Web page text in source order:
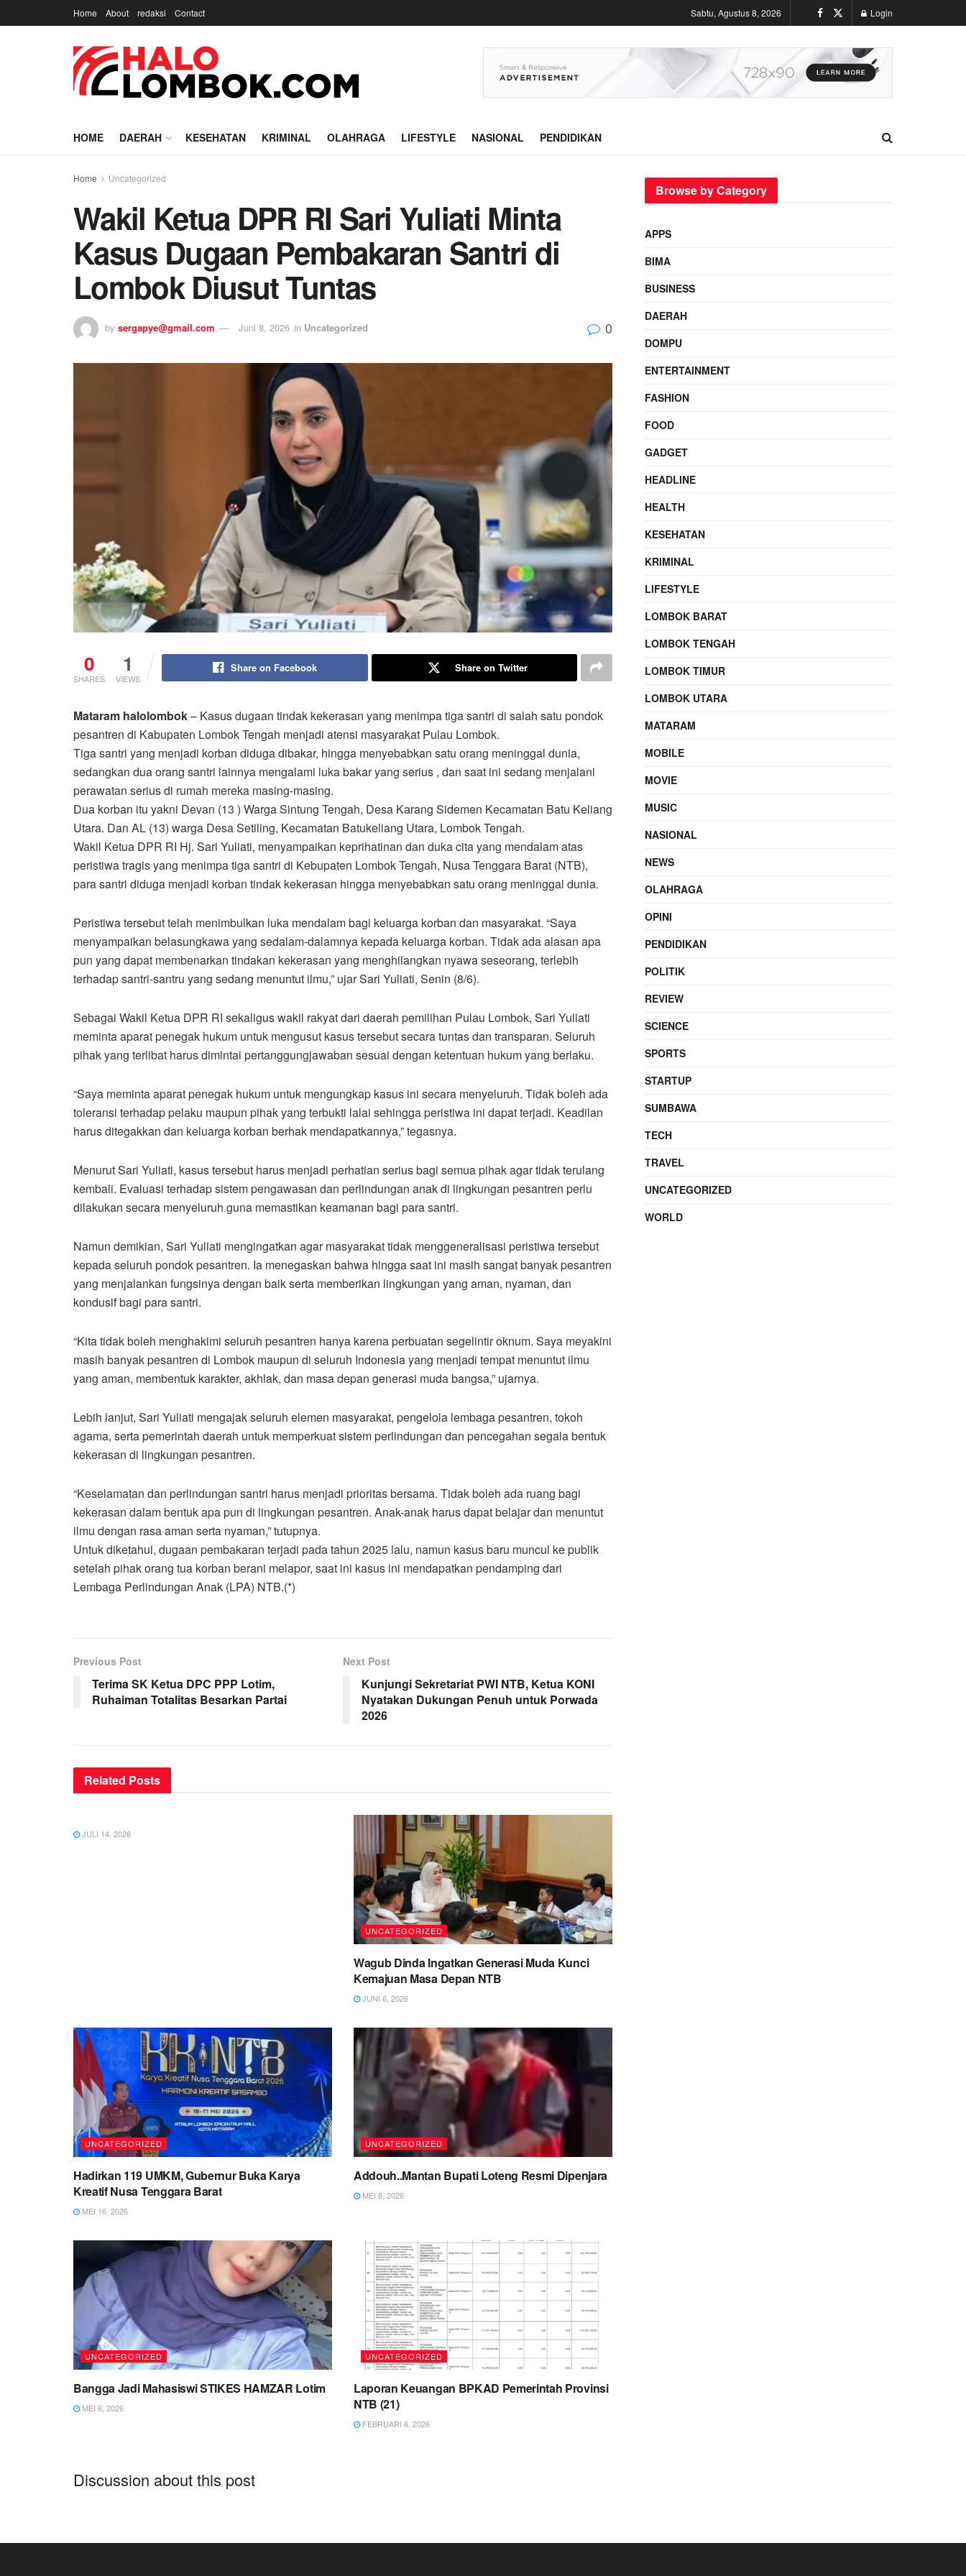
Home About redaksi Contact Sabtu, Agustus 8, 2026 Login
HOME DAERAH KESEHATAN KRIMINAL OLAHRAGA LIFESTYLE NASIONAL PENDIDIKAN
Home Uncategorized
Wakil Ketua DPR RI Sari Yuliati Minta
Kasus Dugaan Pembakaran Santri di
Lombok Diusut Tuntas
by sergapye@gmail.com Juni 8, 2026 in Uncategorized 0
0
SHARES
1
VIEWS
Share on Facebook Share on Twitter
Mataram halolombok– Kasus dugaan tindak kekerasan yang menimpa tiga santri di salah satu pondok
pesantren di Kabupaten Lombok Tengah menjadi atensi masyarakat Pulau Lombok.
Tiga santri yang menjadi korban diduga dibakar, hingga menyebabkan satu orang meninggal dunia,
sedangkan dua orang santri lainnya mengalami luka bakar yang serius , dan saat ini sedang menjalani
perawatan serius di rumah mereka masing-masing.
Dua korban itu yakni Devan (13 ) Warga Sintung Tengah, Desa Karang Sidemen Kecamatan Batu Keliang
Utara. Dan AL (13) warga Desa Setiling, Kecamatan Batukeliang Utara, Lombok Tengah.
Wakil Ketua DPR RI Hj. Sari Yuliati, menyampaikan keprihatinan dan duka cita yang mendalam atas
peristiwa tragis yang menimpa tiga santri di Kebupaten Lombok Tengah, Nusa Tenggara Barat (NTB),
para santri diduga menjadi korban tindak kekerasan hingga menyebabkan satu orang meninggal dunia.
Peristiwa tersebut telah menimbulkan luka mendalam bagi keluarga korban dan masyarakat. “Saya
menyampaikan belasungkawa yang sedalam-dalamnya kepada keluarga korban. Tidak ada alasan apa
pun yang dapat membenarkan tindakan kekerasan yang menghilangkan nyawa seseorang, terlebih
terhadap santri-santru yang sedang menuntut ilmu,” ujar Sari Yuliati, Senin (8/6).
Sebagai Wakil Ketua DPR RI sekaligus wakil rakyat dari daerah pemilihan Pulau Lombok, Sari Yuliati
meminta aparat penegak hukum untuk mengusut kasus tersebut secara tuntas dan transparan. Seluruh
pihak yang terlibat harus dimintai pertanggungjawaban sesuai dengan ketentuan hukum yang berlaku.
“Saya meminta aparat penegak hukum untuk mengungkap kasus ini secara menyeluruh. Tidak boleh ada
toleransi terhadap pelaku maupun pihak yang terbukti lalai sehingga peristiwa ini dapat terjadi. Keadilan
harus ditegakkan dan keluarga korban berhak mendapatkannya,” tegasnya.
Menurut Sari Yuliati, kasus tersebut harus menjadi perhatian serius bagi semua pihak agar tidak terulang
kembali. Evaluasi terhadap sistem pengawasan dan perlindungan anak di lingkungan pesantren perlu
dilakukan secara menyeluruh guna memastikan keamanan bagi para santri.
Namun demikian, Sari Yuliati mengingatkan agar masyarakat tidak menggeneralisasi peristiwa tersebut
kepada seluruh pondok pesantren. Ia menegaskan bahwa hingga saat ini masih sangat banyak pesantren
yang menjalankan fungsinya dengan baik serta memberikan lingkungan yang aman, nyaman, dan
kondusif bagi para santri.
“Kita tidak boleh menghakimi seluruh pesantren hanya karena perbuatan segelintir oknum. Saya meyakini
masih banyak pesantren di Lombok maupun di seluruh Indonesia yang menjadi tempat menuntut ilmu
yang aman, membentuk karakter, akhlak, dan masa depan generasi muda bangsa,” ujarnya.
Lebih lanjut, Sari Yuliati mengajak seluruh elemen masyarakat, pengelola lembaga pesantren, tokoh
agama, serta pemerintah daerah untuk memperkuat sistem perlindungan dan pencegahan segala bentuk
kekerasan di lingkungan pesantren.
“Keselamatan dan perlindungan santri harus menjadi prioritas bersama. Tidak boleh ada ruang bagi
kekerasan dalam bentuk apa pun di lingkungan pesantren. Anak-anak harus dapat belajar dan menuntut
ilmu dengan rasa aman serta nyaman,” tutupnya.
Untuk diketahui, dugaan pembakaran terjadi pada tahun 2025 lalu, namun kasus baru muncul ke publik
setelah pihak orang tua korban berani melapor, saat ini kasus ini mendapatkan pendamping dari
Lembaga Perlindungan Anak (LPA) NTB.(*)
Previous Post
Terima SK Ketua DPC PPP Lotim,
Ruhaiman Totalitas Besarkan Partai
Next Post
Kunjungi Sekretariat PWI NTB, Ketua KONI
Nyatakan Dukungan Penuh untuk Porwada
2026
Related Posts
JULI 14, 2026
UNCATEGORIZED
Wagub Dinda Ingatkan Generasi Muda Kunci
Kemajuan Masa Depan NTB
JUNI 6, 2026
UNCATEGORIZED
Hadirkan 119 UMKM, Gubernur Buka Karya
Kreatif Nusa Tenggara Barat
MEI 16, 2026
UNCATEGORIZED
Addouh..Mantan Bupati Loteng Resmi Dipenjara
MEI 8, 2026
UNCATEGORIZED
Bangga Jadi Mahasiswi STIKES HAMZAR Lotim
MEI 6, 2026
UNCATEGORIZED
Laporan Keuangan BPKAD Pemerintah Provinsi
NTB (21)
FEBRUARI 6, 2026
Discussion about this post
Browse by Category
APPS
BIMA
BUSINESS
DAERAH
DOMPU
ENTERTAINMENT
FASHION
FOOD
GADGET
HEADLINE
HEALTH
KESEHATAN
KRIMINAL
LIFESTYLE
LOMBOK BARAT
LOMBOK TENGAH
LOMBOK TIMUR
LOMBOK UTARA
MATARAM
MOBILE
MOVIE
MUSIC
NASIONAL
NEWS
OLAHRAGA
OPINI
PENDIDIKAN
POLITIK
REVIEW
SCIENCE
SPORTS
STARTUP
SUMBAWA
TECH
TRAVEL
UNCATEGORIZED
WORLD